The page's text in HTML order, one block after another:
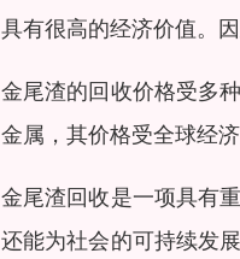
具有很高的经济价值。
金尾渣的回收价格受多
金属，其价格受全球经
金尾渣回收是一项具有
还能为社会的可持续发